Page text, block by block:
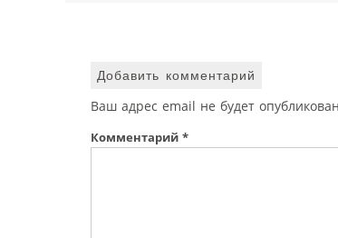
Добавить комментарий
Ваш адрес email не будет
Комментарий *